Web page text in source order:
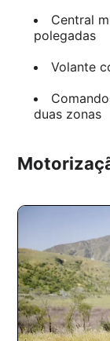
Central
polegadas
Volante
duas zonas